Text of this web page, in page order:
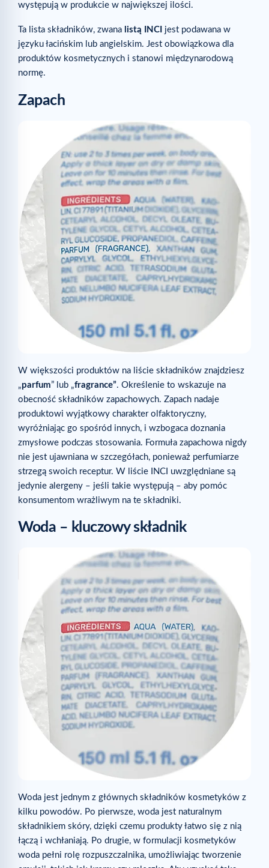
występują w produkcie w największej ilości.
Ta lista składników, zwana listą INCI jest podawana w
języku łacińskim lub angielskim. Jest obowiązkowa dla
produktów kosmetycznych i stanowi międzynarodową
normę.
Zapach
W większości produktów na liście składników znajdziesz
„parfum” lub „fragrance”. Określenie to wskazuje na
obecność składników zapachowych. Zapach nadaje
produktowi wyjątkowy charakter olfaktoryczny,
wyróżniając go spośród innych, i wzbogaca doznania
zmysłowe podczas stosowania. Formuła zapachowa nigdy
nie jest ujawniana w szczegółach, ponieważ perfumiarze
strzegą swoich receptur. W liście INCI uwzględniane są
jedynie alergeny – jeśli takie występują – aby pomóc
konsumentom wrażliwym na te składniki.
Woda – kluczowy składnik
Woda jest jednym z głównych składników kosmetyków z
kilku powodów. Po pierwsze, woda jest naturalnym
składnikiem skóry, dzięki czemu produkty łatwo się z nią
łączą i wchłaniają. Po drugie, w formulacji kosmetyków
woda pełni rolę rozpuszczalnika, umożliwiając tworzenie